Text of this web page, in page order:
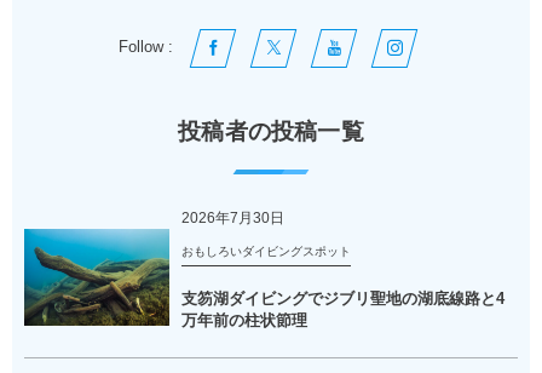
Follow :
投稿者の投稿一覧
2026年7月30日
おもしろいダイビングスポット
支笏湖ダイビングでジブリ聖地の湖底線路と4
万年前の柱状節理